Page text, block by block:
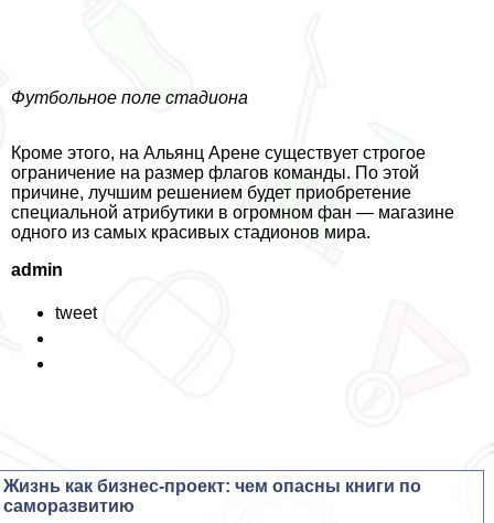
Футбольное поле стадиона
Кроме этого, на Альянц Арене существует строгое
ограничение на размер флагов комaнды. По этой
причине, лучшим решением будет приобретение
специальной атрибутики в огромном фан — магазине
одного из самых красивых стадионов мира.
admin
tweet
Жизнь как бизнес-проект: чем опасны книги по
саморазвитию